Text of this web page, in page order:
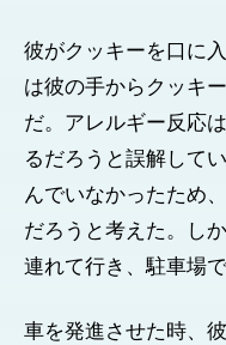
彼がクッキーを口に
は彼の手からクッキ
だ。アレルギー反応
るだろうと誤解して
んでいなかったため
だろうと考えた。し
連れて行き、駐車場
車を発進させた時、